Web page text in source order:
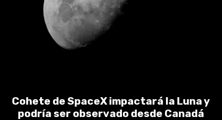
Cohete de SpaceX impactará la Luna y
podría ser observado desde Canadá